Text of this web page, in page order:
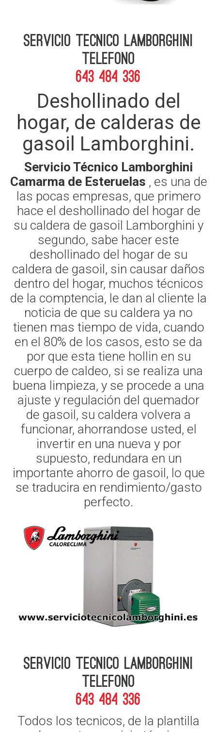
Servicio Tecnico Lamborghini
telefono
643 484 336
Deshollinado del
hogar, de calderas de
gasoil Lamborghini.
Servicio Técnico Lamborghini
Camarma de Esteruelas , es una de
las pocas empresas, que primero
hace el deshollinado del hogar de
su caldera de gasoil Lamborghini y
segundo, sabe hacer este
deshollinado del hogar de su
caldera de gasoil, sin causar daños
dentro del hogar, muchos técnicos
de la comptencia, le dan al cliente la
noticia de que su caldera ya no
tienen mas tiempo de vida, cuando
en el 80% de los casos, esto se da
por que esta tiene hollin en su
cuerpo de caldeo, si se realiza una
buena limpieza, y se procede a una
ajuste y regulación del quemador
de gasoil, su caldera volvera a
funcionar, ahorrandose usted, el
invertir en una nueva y por
supuesto, redundara en un
importante ahorro de gasoil, lo que
se traducira en rendimiento/gasto
perfecto.
Servicio Tecnico Lamborghini
telefono
643 484 336
Todos los tecnicos, de la plantilla